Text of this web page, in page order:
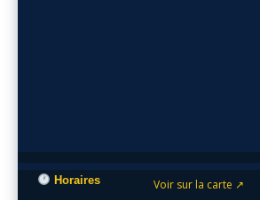
Voir sur la carte ↗
Horaires